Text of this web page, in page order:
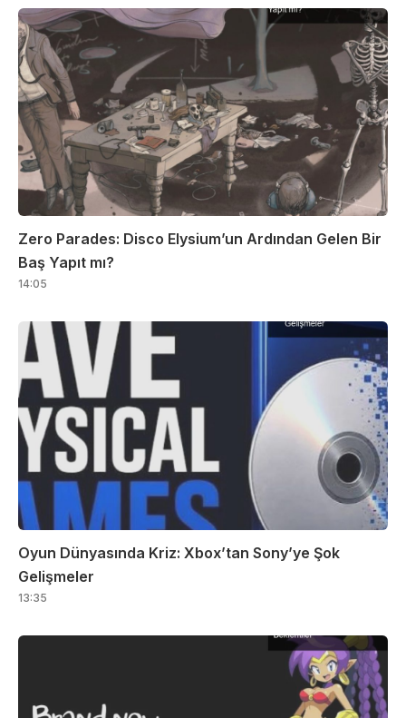
Zero Parades: Disco Elysium’un Ardından Gelen Bir
Baş Yapıt mı?
14:05
Oyun Dünyasında Kriz: Xbox’tan Sony’ye Şok
Gelişmeler
13:35